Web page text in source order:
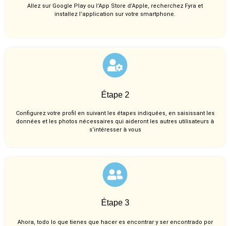
Allez sur Google Play ou l’App Store d’Apple, recherchez Fyra et
installez l’application sur votre smartphone.
Étape 2
Configurez votre profil en suivant les étapes indiquées, en saisissant les
données et les photos nécessaires qui aideront les autres utilisateurs à
s’intéresser à vous
Étape 3
Ahora, todo lo que tienes que hacer es encontrar y ser encontrado por